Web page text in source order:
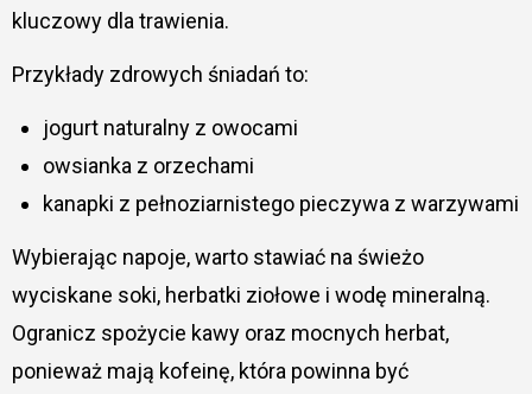
kluczowy dla trawienia.
Przykłady zdrowych śniadań to:
jogurt naturalny z owocami
owsianka z orzechami
kanapki z pełnoziarnistego pieczywa z warzywami
Wybierając napoje, warto stawiać na świeżo
wyciskane soki, herbatki ziołowe i wodę mineralną.
Ogranicz spożycie kawy oraz mocnych herbat,
ponieważ mają kofeinę, która powinna być